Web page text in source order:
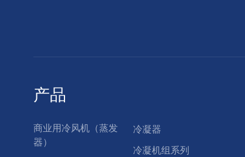
产品
商业用冷风机（蒸发
器）
冷凝器
冷凝机组系列